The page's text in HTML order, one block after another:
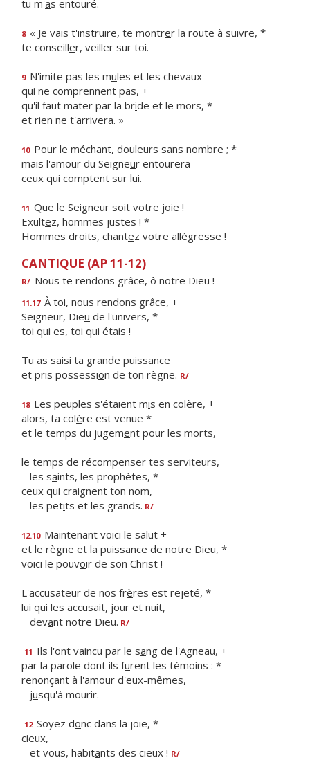
tu m'as entouré.
8 « Je vais t'instruire, te montrer la route à suivre, *
te conseiller, veiller sur toi.
9 N'imite pas les mules et les chevaux
qui ne comprennent pas, +
qu'il faut mater par la bride et le mors, *
et rien ne t'arrivera. »
10 Pour le méchant, douleurs sans nombre ; *
mais l'amour du Seigneur entourera
ceux qui comptent sur lui.
11 Que le Seigneur soit votre joie !
Exultez, hommes justes ! *
Hommes droits, chantez votre allégresse !
CANTIQUE (AP 11-12)
R/ Nous te rendons grâce, ô notre Dieu !
11.17 À toi, nous rendons grâce, +
Seigneur, Dieu de l'univers, *
toi qui es, toi qui étais !
Tu as saisi ta grande puissance
et pris possession de ton règne. R/
18 Les peuples s'étaient mis en colère, +
alors, ta colère est venue *
et le temps du jugement pour les morts,
le temps de récompenser tes serviteurs,
les saints, les prophètes, *
ceux qui craignent ton nom,
les petits et les grands. R/
12.10 Maintenant voici le salut +
et le règne et la puissance de notre Dieu, *
voici le pouvoir de son Christ !
L'accusateur de nos frères est rejeté, *
lui qui les accusait, jour et nuit,
devant notre Dieu. R/
11 Ils l'ont vaincu par le sang de l'Agneau, +
par la parole dont ils furent les témoins : *
renonçant à l'amour d'eux-mêmes,
jusqu'à mourir.
12 Soyez donc dans la joie, *
cieux,
et vous, habitants des cieux ! R/